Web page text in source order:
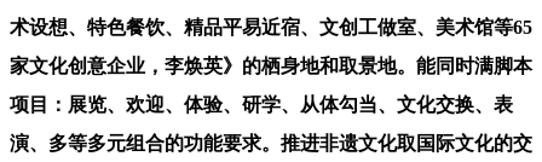
术设想、特色餐饮、精品平易近宿、文创工做室、美术馆等65
家文化创意企业，李焕英》的栖身地和取景地。能同时满脚本
项目：展览、欢迎、体验、研学、从体勾当、文化交换、表
演、多等多元组合的功能要求。推进非遗文化取国际文化的交